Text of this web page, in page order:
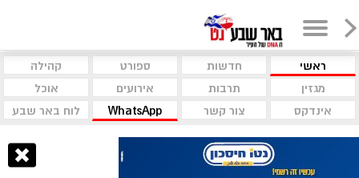
ראשי חדשות ספורט
קהילה
מגזין
תרבות אירועים
אוכל
אינדקס
צור קשר WhatsApp לוח באר שבע